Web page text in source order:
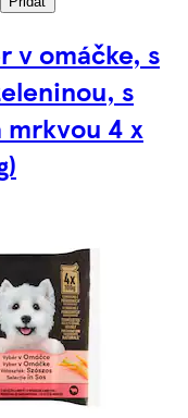
v omáčke, s
s
mrkvou 4 x